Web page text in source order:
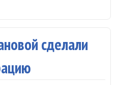
сделали